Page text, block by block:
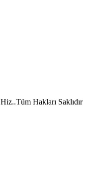
Hakları Saklıdır